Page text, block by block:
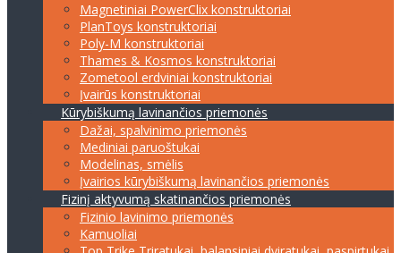
Magnetiniai PowerClix konstruktoriai
PlanToys konstruktoriai
Poly-M konstruktoriai
Thames & Kosmos konstruktoriai
Zometool erdviniai konstruktoriai
Įvairūs konstruktoriai
Kūrybiškumą lavinančios priemonės
Dažai, spalvinimo priemonės
Mediniai paruoštukai
Modelinas, smėlis
Įvairios kūrybiškumą lavinančios priemonės
Fizinį aktyvumą skatinančios priemonės
Fizinio lavinimo priemonės
Kamuoliai